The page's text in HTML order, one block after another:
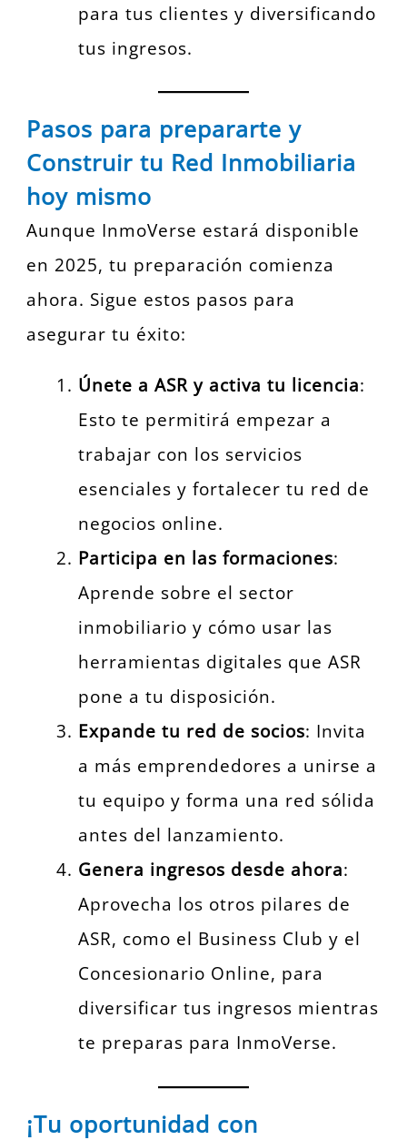
para tus clientes y diversificando
tus ingresos.
Pasos para prepararte y
Construir tu Red Inmobiliaria
hoy mismo
Aunque InmoVerse estará disponible
en 2025, tu preparación comienza
ahora. Sigue estos pasos para
asegurar tu éxito:
Únete a ASR y activa tu licencia:
Esto te permitirá empezar a
trabajar con los servicios
esenciales y fortalecer tu red de
negocios online.
Participa en las formaciones:
Aprende sobre el sector
inmobiliario y cómo usar las
herramientas digitales que ASR
pone a tu disposición.
Expande tu red de socios: Invita
a más emprendedores a unirse a
tu equipo y forma una red sólida
antes del lanzamiento.
Genera ingresos desde ahora:
Aprovecha los otros pilares de
ASR, como el Business Club y el
Concesionario Online, para
diversificar tus ingresos mientras
te preparas para InmoVerse.
¡Tu oportunidad con